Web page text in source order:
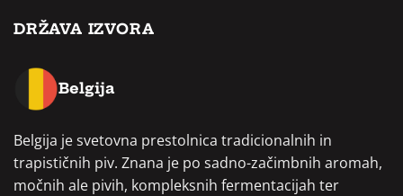
DRŽAVA IZVORA
Belgija
Belgija je svetovna prestolnica tradicionalnih in
trapističnih piv. Znana je po sadno-začimbnih aromah,
močnih ale pivih, kompleksnih fermentacijah ter